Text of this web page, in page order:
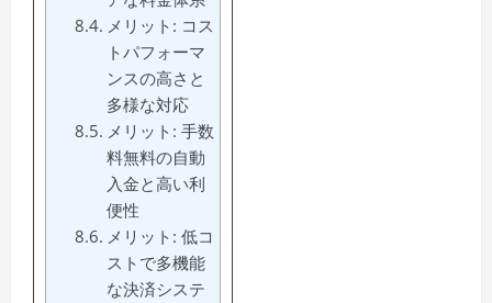
メリット: コス
トパフォーマ
ンスの高さと
多様な対応
メリット: 手数
料無料の自動
入金と高い利
便性
メリット: 低コ
ストで多機能
な決済システ